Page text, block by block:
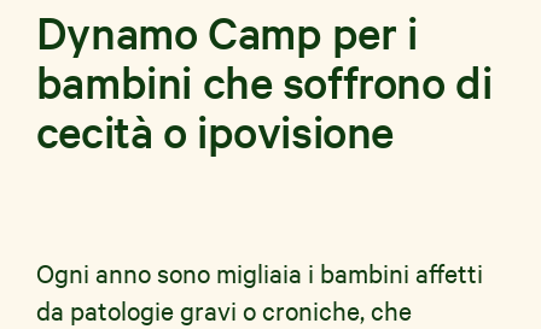
Dynamo Camp per i
bambini che soffrono di
cecità o ipovisione
Ogni anno sono migliaia i bambini affetti
da patologie gravi o croniche, che